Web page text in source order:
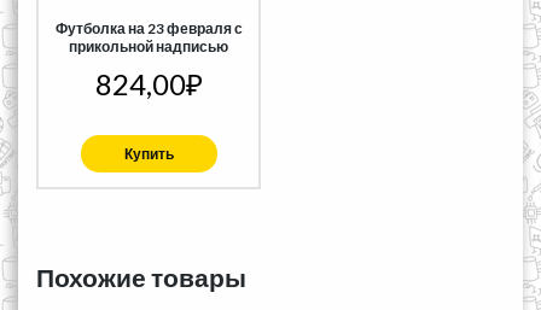
Футболка на 23 февраля с
прикольной надписью
824,00₽
Купить
Похожие товары